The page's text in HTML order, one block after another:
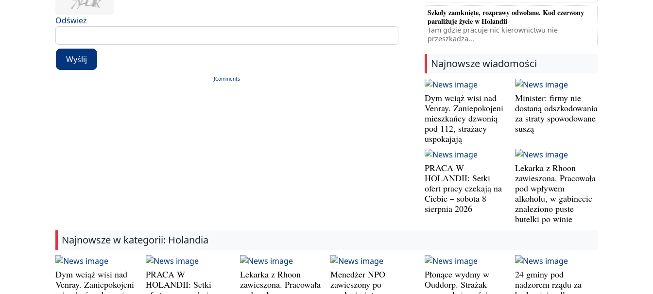
Odśwież
Wyślij
JComments
Szkoły zamknięte, rozprawy odwołane. Kod czerwony
paraliżuje życie w Holandii
Tam gdzie pracuje nic kierownictwu nie
przeszkadza...
Najnowsze wiadomości
Dym wciąż wisi nad
Venray. Zaniepokojeni
mieszkańcy dzwonią
pod 112, strażacy
uspokajają
Minister: firmy nie
dostaną odszkodowania
za straty spowodowane
suszą
PRACA W
HOLANDII: Setki
ofert pracy czekają na
Ciebie – sobota 8
sierpnia 2026
Lekarka z Rhoon
zawieszona. Pracowała
pod wpływem
alkoholu, w gabinecie
znaleziono puste
butelki po winie
Najnowsze w kategorii: Holandia
Dym wciąż wisi nad
Venray. Zaniepokojeni
PRACA W
HOLANDII: Setki
Lekarka z Rhoon
zawieszona. Pracowała
Menedżer NPO
zawieszony po
Płonące wydmy w
Ouddorp. Strażak
24 gminy pod
nadzorem rządu za